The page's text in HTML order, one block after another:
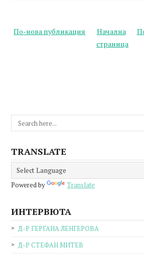
По-нова публикация
Начална
страница
TRANSLATE
Powered by Translate
ИНТЕРВЮТА
Д-Р ГЕРГАНА ЛЕНГЕРОВА
Д-Р СТЕФАН МИТЕВ